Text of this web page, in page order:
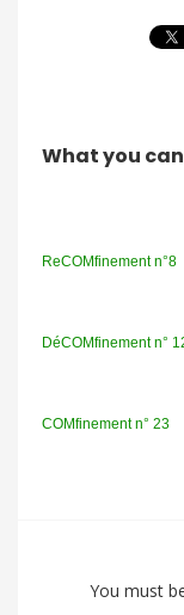
What you
ReCOMfinement n°8
DéCOMfinement n°
COMfinement n° 23
You must